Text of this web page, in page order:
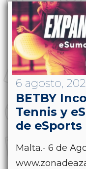
6 agosto,
BETBY
Tennis y
de eSports
Malta.- 6 de